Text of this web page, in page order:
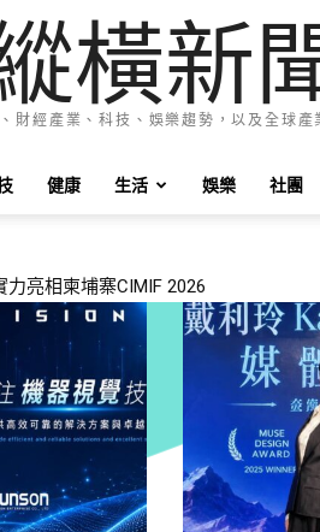
橫新
財經產業、科技、娛樂趨勢，以及全球產
健康 生活 娛樂 社團
世界看見臺灣演唱會的情感力量